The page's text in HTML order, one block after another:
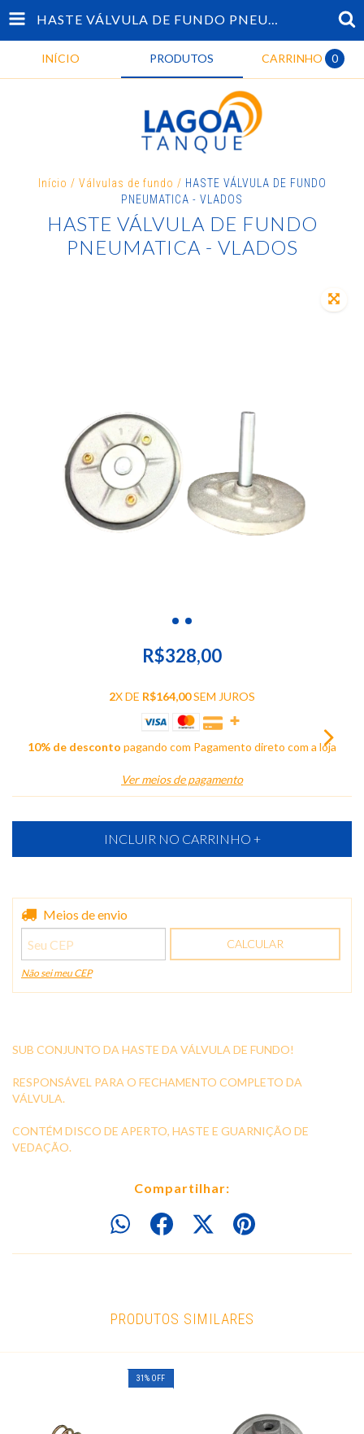
HASTE VÁLVULA DE FUNDO PNEUMATICA - VLADOS
INÍCIO PRODUTOS CARRINHO 0
Início / Válvulas de fundo / HASTE VÁLVULA DE FUNDO
PNEUMATICA - VLADOS
HASTE VÁLVULA DE FUNDO
PNEUMATICA - VLADOS
R$328,00
2X DE R$164,00SEM JUROS
10% de desconto pagando com Pagamento direto com a loja
Ver meios de pagamento
Entregas para o CEP:
Meios de envio
CALCULAR
Não sei meu CEP
SUB CONJUNTO DA HASTE DA VÁLVULA DE FUNDO!
RESPONSÁVEL PARA O FECHAMENTO COMPLETO DA
VÁLVULA.
CONTÉM DISCO DE APERTO, HASTE E GUARNIÇÃO DE
VEDAÇÃO.
Compartilhar:
PRODUTOS SIMILARES
31% OFF